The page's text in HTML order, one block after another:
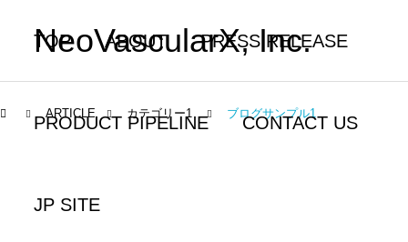
NeoVascularX, Inc.
TOP ABOUT PRESS RELEASE
PRODUCT PIPELINE CONTACT US
JP SITE
ARTICLE カテゴリー1 ブログサンプル1